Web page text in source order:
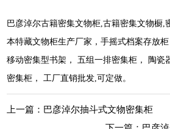
巴彦淖尔古籍密集文物柜,古籍密集文物橱,
本特藏文物柜生产厂家，手摇式档案存放
移动密集型书架， 五组一排密集柜， 陶瓷
密集柜， 工厂直销批发,可定做。
上一篇： 巴彦淖尔抽斗式文物密集柜